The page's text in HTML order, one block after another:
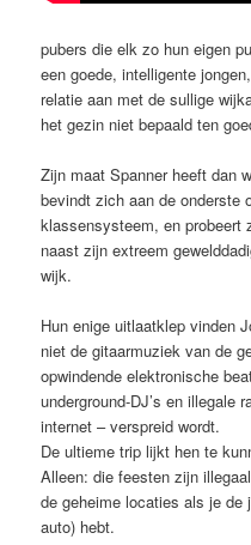
pubers die elk zo hun eigen
een goede, intelligente
relatie aan met de sullige
het gezin niet bepaald ten
Zijn maat Spanner heeft dan
bevindt zich aan de onderste
klassensysteem, en probeert
naast zijn extreem
wijk.
Hun enige uitlaatklep vinden
niet de gitaarmuziek van de
opwindende elektronische
underground-DJ’s en illegale
internet – verspreid wordt.
De ultieme trip lijkt hen te
Alleen: die feesten zijn
de geheime locaties als je
auto) hebt.